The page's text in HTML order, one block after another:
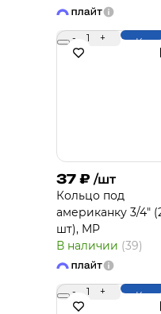
- 1 +
37 ₽ /шт
Кольцо под
американку 3/4"
шт), MP
В наличии (39)
- 1 +